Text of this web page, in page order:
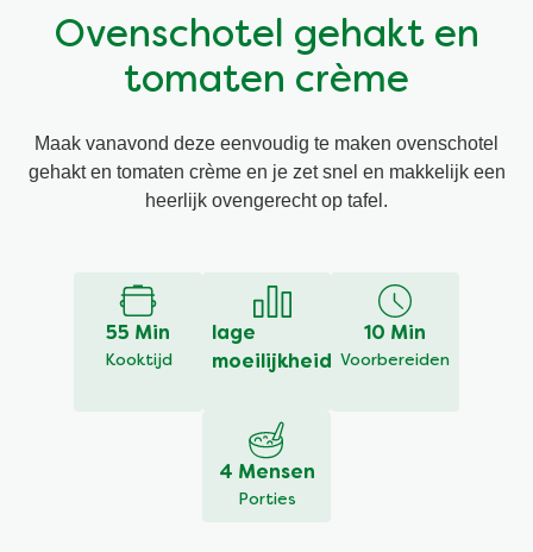
Vegetarisch
Groentewraps
Kruiding
Kant en Klaar
Ovenschotel gehakt en
tomaten crème
Maak vanavond deze eenvoudig te maken ovenschotel
gehakt en tomaten crème en je zet snel en makkelijk een
heerlijk ovengerecht op tafel.
55 Min
Kooktijd
lage
moeilijkheid
10 Min
Voorbereiden
4 Mensen
Porties